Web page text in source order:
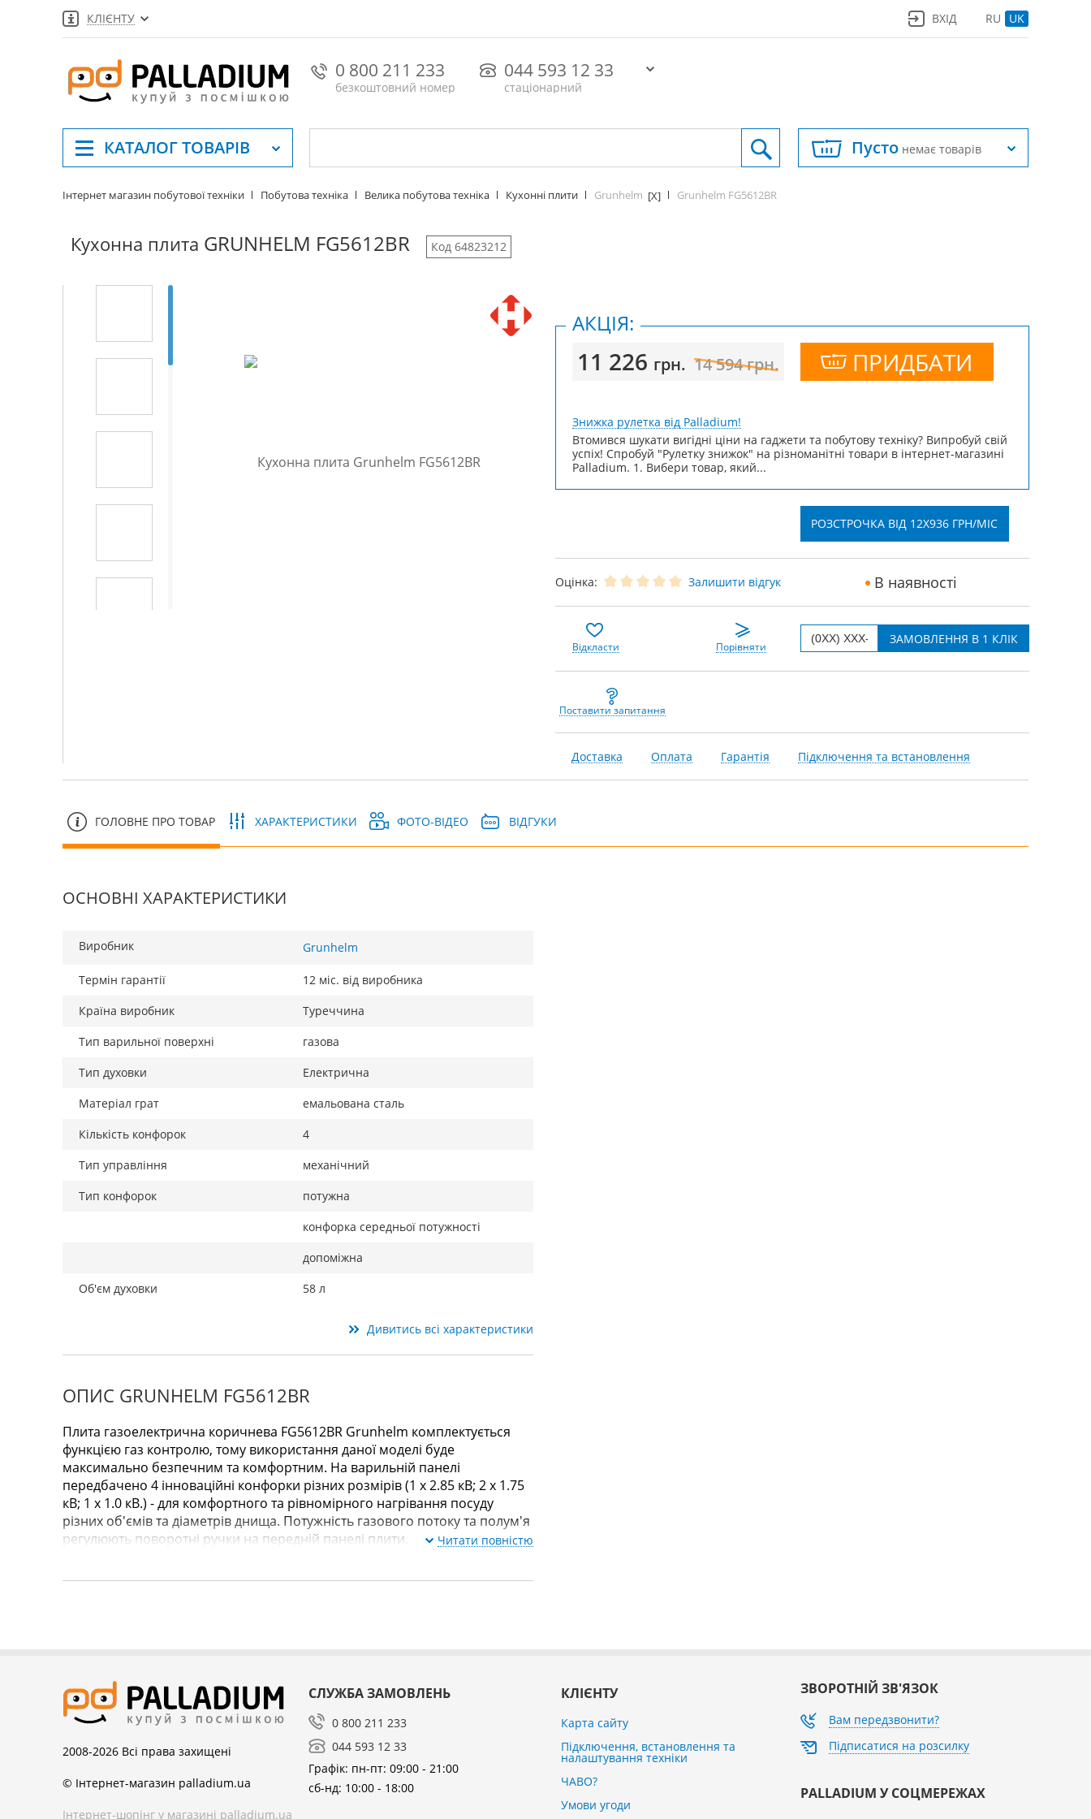
КЛІЄНТУ RU UK
ВХІД
0 800 211 233
безкоштовний номер
044 593 12 33
стаціонарний
КАТАЛОГТОВАРІВ Пусто немає товарів
Інтернет магазин побутової техніки Побутова техніка Велика побутова техніка Кухонні плити Grunhelm [X] Grunhelm FG5612BR
Кухонна плита GRUNHELM FG5612BR Код 64823212
11 226 грн. 14 594грн. ПРИДБАТИ
АКЦІЯ:
Знижка рулетка від Palladium!
Втомився шукати вигідні ціни на гаджети та побутову техніку? Випробуй свій
успіх! Спробуй "Рулетку знижок" на різноманітні товари в інтернет-магазині
Palladium. 1. Вибери товар, який...
РОЗСТРОЧКА ВІД 12X936 ГРН/МІС
Оцінка: Залишити відгук В наявності
Відкласти Порівняти
Поставити запитання
Доставка Оплата Гарантія Підключення та встановлення
ГОЛОВНЕ ПРО ТОВАР ХАРАКТЕРИСТИКИ ФОТО-ВІДЕО ВІДГУКИ
ОСНОВНІ ХАРАКТЕРИСТИКИ
Виробник Grunhelm
Термін гарантії
12 міс. від виробника
Країна виробник
Туреччина
Тип варильної поверхні
газова
Тип духовки
Електрична
Матеріал грат
емальована сталь
Кількість конфорок
4
Тип управління
механічний
Тип конфорок
потужна
конфорка середньої потужності
допоміжна
Об'єм духовки
58 л
Дивитись всі характеристики
ОПИС GRUNHELM FG5612BR
Плита газоелектрична коричнева FG5612BR Grunhelm комплектується
функцією газ контролю, тому використання даної моделі буде
максимально безпечним та комфортним. На варильній панелі
передбачено 4 інноваційні конфорки різних розмірів (1 x 2.85 кВ; 2 x 1.75
кВ; 1 x 1.0 кВ.) - для комфортного та рівномірного нагрівання посуду
різних об'ємів та діаметрів днища. Потужність газового потоку та полум'я
регулюють поворотні ручки на передній панелі плити.
Читати повністю
2008-2026 Всі права захищені
© Інтернет-магазин palladium.ua
Інтернет-шопінг у магазині palladium.ua
СЛУЖБА ЗАМОВЛЕНЬ
0 800 211 233
044 593 12 33
Графік: пн-пт: 09:00 - 21:00
сб-нд: 10:00 - 18:00
КЛІЄНТУ
Карта сайту
Підключення, встановлення та
налаштування техніки
ЧАВО?
Умови угоди
ЗВОРОТНІЙ ЗВ'ЯЗОК
Вам передзвонити?
Підписатися на розсилку
PALLADIUM У СОЦМЕРЕЖАХ